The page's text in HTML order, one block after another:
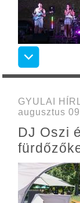
GYULAI
augusztus
DJ Oszi